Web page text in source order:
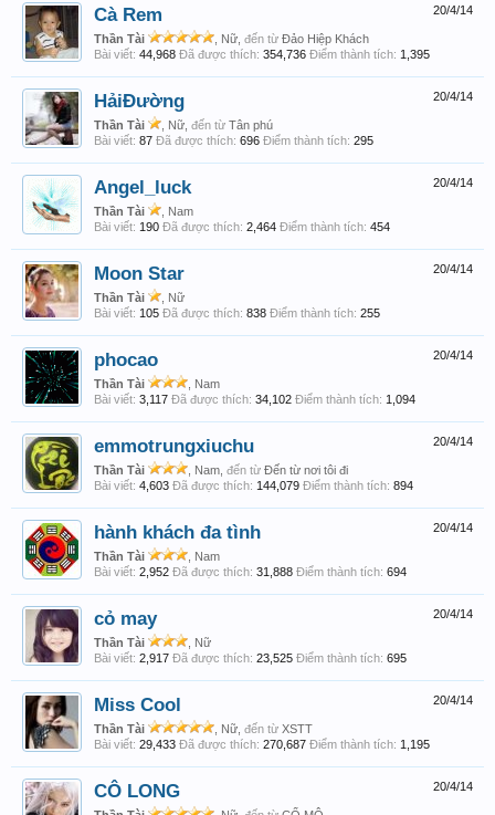
20/4/14
Cà Rem
Thần Tài , Nữ, đến từ Đảo Hiệp Khách
Bài viết: 44,968 Đã được thích: 354,736 Điểm thành tích: 1,395
20/4/14
HảiĐường
Thần Tài , Nữ, đến từ Tân phú
Bài viết: 87 Đã được thích: 696 Điểm thành tích: 295
20/4/14
Angel_luck
Thần Tài
, Nam
Bài viết: 190 Đã được thích: 2,464 Điểm thành tích: 454
20/4/14
Moon Star
Thần Tài
, Nữ
Bài viết: 105 Đã được thích: 838 Điểm thành tích: 255
20/4/14
phocao
Thần Tài
, Nam
Bài viết: 3,117 Đã được thích: 34,102 Điểm thành tích: 1,094
20/4/14
emmotrungxiuchu
Thần Tài , Nam, đến từ Đến từ nơi tôi đi
Bài viết: 4,603 Đã được thích: 144,079 Điểm thành tích: 894
20/4/14
hành khách đa tình
Thần Tài
, Nam
Bài viết: 2,952 Đã được thích: 31,888 Điểm thành tích: 694
20/4/14
cỏ may
Thần Tài
, Nữ
Bài viết: 2,917 Đã được thích: 23,525 Điểm thành tích: 695
20/4/14
Miss Cool
Thần Tài , Nữ, đến từ XSTT
Bài viết: 29,433 Đã được thích: 270,687 Điểm thành tích: 1,195
20/4/14
CÔ LONG